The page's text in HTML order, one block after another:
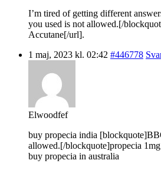
I’m tired of getting different
you used is not allowed.[/
Accutane[/url].
1 maj, 2023 kl. 02:42 #446778
Elwoodfef
buy propecia india
allowed.[/blockquote]propecia
buy propecia in australia